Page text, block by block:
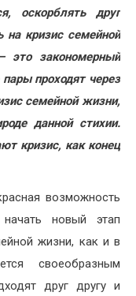
оскорблять друг
на кризис семейной
это закономерный
проходят через
семейной жизни,
данной стихии.
кризис, как конец
возможность
новый этап
жизни, как и в
своеобразным
друг другу и